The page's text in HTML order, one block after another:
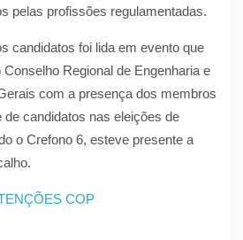
pelas profissões regulamentadas.
candidatos foi lida em evento que
Regional de Engenharia e
com a presença dos membros
de candidatos nas eleições de
o Crefono 6, esteve presente a
COP